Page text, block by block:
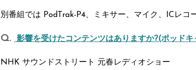
別番組では PodTrak-P4、ミキサー、マイク、ICレコ
影響を受けたコンテンツはありますか?(ポッド
NHK サウンドストリート 元春レディオショー